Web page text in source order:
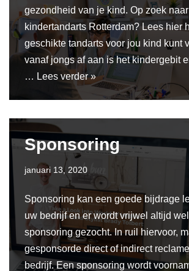
gezondheid van je kind. Op zoek
kindertandarts Rotterdam? Lees hier
geschikte tandarts voor jou kind kunt
vanaf jongs af aan is het kindergebit
… Lees verder »
Sponsoring
januari 13, 2020
Sponsoring kan een goede bijdrage
uw bedrijf en er wordt vrijwel altijd
sponsoring gezocht. In ruil hiervoor,
gesponsorde direct of indirect
bedrijf. Een sponsoring wordt